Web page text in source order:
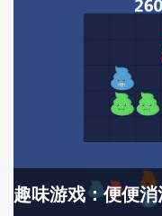
趣味游戏：便便